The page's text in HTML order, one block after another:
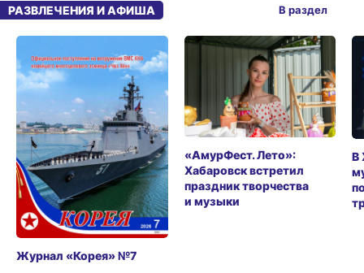
РАЗВЛЕЧЕНИЯ И АФИША
Журнал «Корея» №7
«АмурФест. Лето»:
Хабаровск встретил
праздник творчества
и музыки
В
В раздел